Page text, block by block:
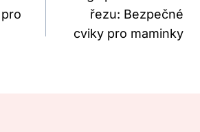
řezu: Bezpečné
cviky pro maminky